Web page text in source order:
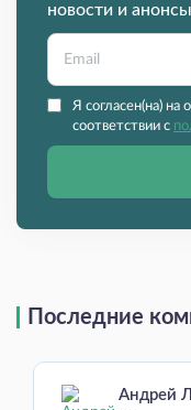
новости и анонсы
Я согласен(на) на
соответствии с
Последние
Андрей